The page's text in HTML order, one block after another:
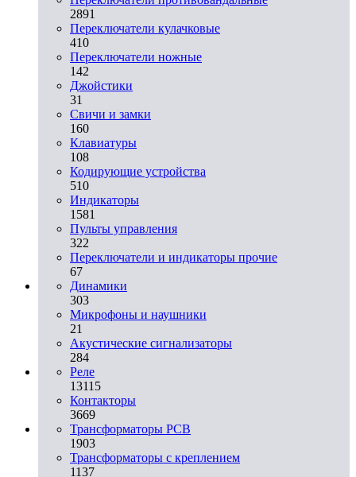
2891
Переключатели кулачковые
410
Переключатели ножные
142
Джойстики
31
Свичи и замки
160
Клавиатуры
108
Кодирующие устройства
510
Индикаторы
1581
Пульты управления
322
Переключатели и индикаторы прочие
67
Динамики
303
Микрофоны и наушники
21
Акустические сигнализаторы
284
Реле
13115
Контакторы
3669
Трансформаторы PCB
1903
Трансформаторы с креплением
1137